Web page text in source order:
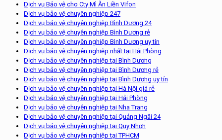
Dịch vụ Bảo vệ cho Cty Mì Ăn Liền Vifon
Dịch vụ bảo vệ chuyên nghiệp 247
Dịch vụ bảo vệ chuyên nghiệp Bình Dương 24
Dịch vụ bảo vệ chuyên nghiệp Bình Dương rẻ
Dịch vụ bảo vệ chuyên nghiệp Bình Dương uy tín
Dịch vụ bảo vệ chuyên nghiệp nhất tại Hải Phòng
Dịch vụ bảo vệ chuyên nghiệp tại Bình Dương
Dịch vụ bảo vệ chuyên nghiệp tại Bình Dương rẻ
Dịch vụ bảo vệ chuyên nghiệp tại Bình Dương uy tín
Dịch vụ bảo vệ chuyên nghiệp tại Hà Nội giá rẻ
Dịch vụ bảo vệ chuyên nghiệp tại Hải Phòng
Dịch vụ bảo vệ chuyên nghiệp tại Nha Trang
Dịch vụ bảo vệ chuyên nghiệp tại Quảng Ngãi 24
Dịch vụ bảo vệ chuyên nghiệp tại Quy Nhơn
Dịch vụ bảo vệ chuyên nghiệp tại TPHCM